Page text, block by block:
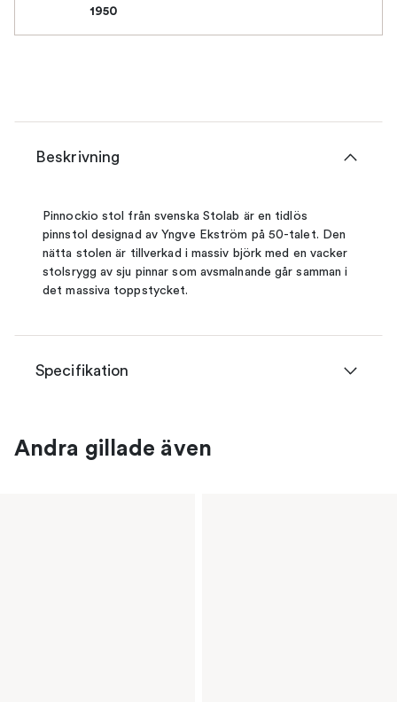
1950
Beskrivning
Pinnockio stol från svenska Stolab är en tidlös
pinnstol designad av Yngve Ekström på 50-talet. Den
nätta stolen är tillverkad i massiv björk med en vacker
stolsrygg av sju pinnar som avsmalnande går samman i
det massiva toppstycket.
Specifikation
Andra gillade även